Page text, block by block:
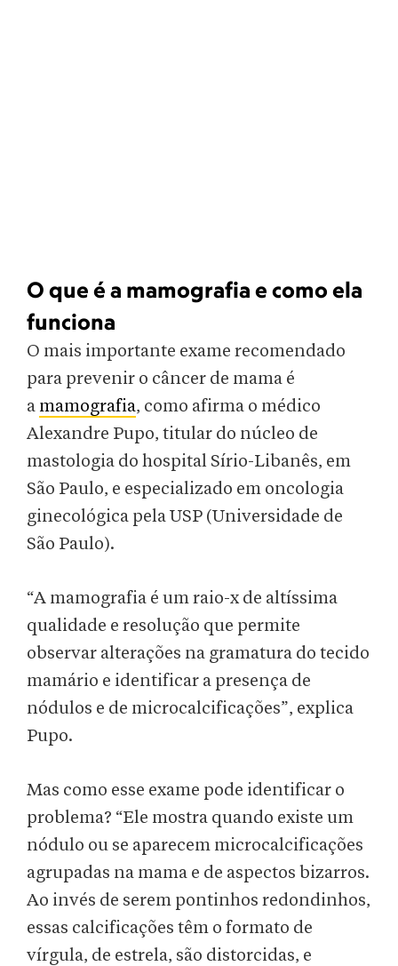
O que é a mamografia e como ela
funciona
O mais importante exame recomendado
para prevenir o câncer de mama é
a mamografia, como afirma o médico
Alexandre Pupo, titular do núcleo de
mastologia do hospital Sírio-Libanês, em
São Paulo, e especializado em oncologia
ginecológica pela USP (Universidade de
São Paulo).
“A mamografia é um raio-x de altíssima
qualidade e resolução que permite
observar alterações na gramatura do tecido
mamário e identificar a presença de
nódulos e de microcalcificações”, explica
Pupo.
Mas como esse exame pode identificar o
problema? “Ele mostra quando existe um
nódulo ou se aparecem microcalcificações
agrupadas na mama e de aspectos bizarros.
Ao invés de serem pontinhos redondinhos,
essas calcificações têm o formato de
vírgula, de estrela, são distorcidas, e